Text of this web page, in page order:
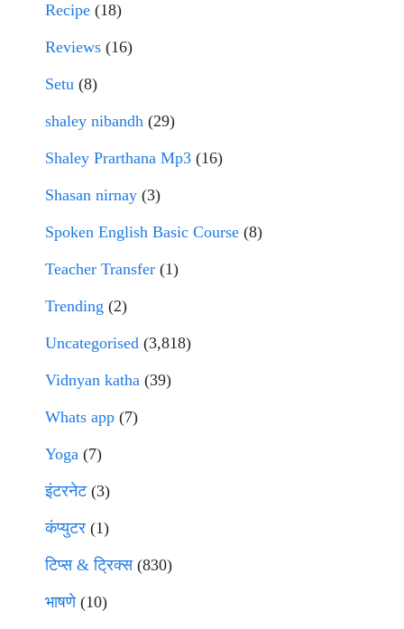
Recipe (18)
Reviews (16)
Setu (8)
shaley nibandh (29)
Shaley Prarthana Mp3 (16)
Shasan nirnay (3)
Spoken English Basic Course (8)
Teacher Transfer (1)
Trending (2)
Uncategorised (3,818)
Vidnyan katha (39)
Whats app (7)
Yoga (7)
इंटरनेट(3)
कंप्युटर (1)
टिप्स & ट्रिक्स(830)
भाषणे(10)